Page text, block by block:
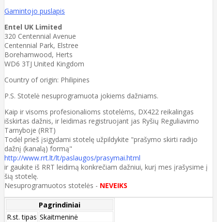
Gamintojo puslapis
Entel UK Limited
320 Centennial Avenue
Centennial Park, Elstree
Borehamwood, Herts
WD6 3TJ United Kingdom
Country of origin: Philipines
P.S. Stotelė nesuprogramuota jokiems dažniams.
Kaip ir visoms profesionalioms stotelėms, DX422 reikalingas
išskirtas dažnis, ir leidimas registruojant jas Ryšių Reguliavimo
Tarnyboje (RRT)
Todėl prieš įsigydami stotelę užpildykite "prašymo skirti radijo
dažnį (kanalą) formą"
http://www.rrt.lt/lt/paslaugos/prasymai.html
ir gaukite iš RRT leidimą konkrečiam dažniui, kurį mes įrašysime į
šią stotelę.
Nesuprogramuotos stotelės - NEVEIKS
Pagrindiniai
R.st. tipas Skaitmeninė